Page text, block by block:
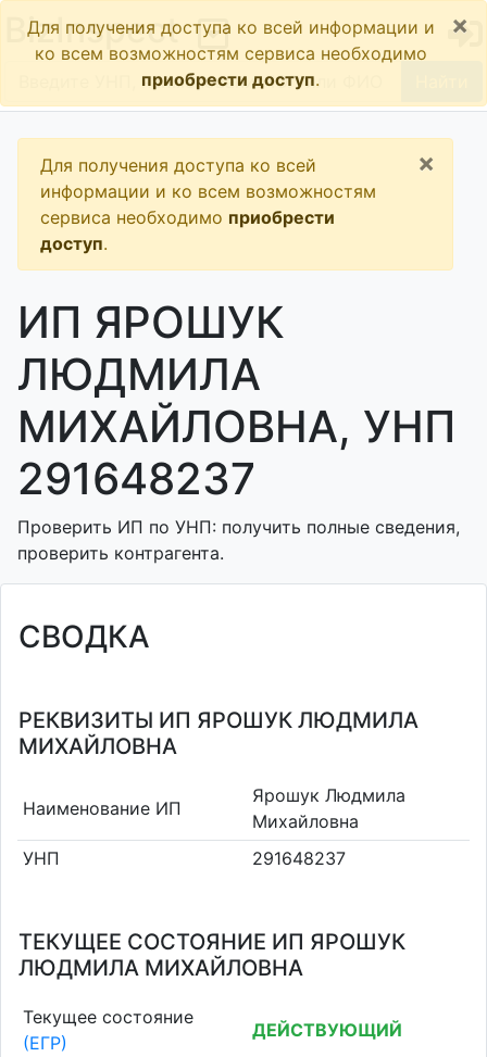
BizInspect
Для получения доступа ко всей информации и
ко всем возможностям сервиса необходимо
приобрести доступ.
×
Для получения доступа ко всей
информации и ко всем возможностям
сервиса необходимо приобрести
доступ.
×
ИП ЯРОШУК
ЛЮДМИЛА
МИХАЙЛОВНА, УНП
291648237
Проверить ИП по УНП: получить полные сведения,
проверить контрагента.
СВОДКА
РЕКВИЗИТЫ ИП ЯРОШУК ЛЮДМИЛА
МИХАЙЛОВНА
Наименование ИП
Ярошук Людмила
Михайловна
УНП
291648237
ТЕКУЩЕЕ СОСТОЯНИЕ ИП ЯРОШУК
ЛЮДМИЛА МИХАЙЛОВНА
Текущее состояние
(ЕГР)
ДЕЙСТВУЮЩИЙ